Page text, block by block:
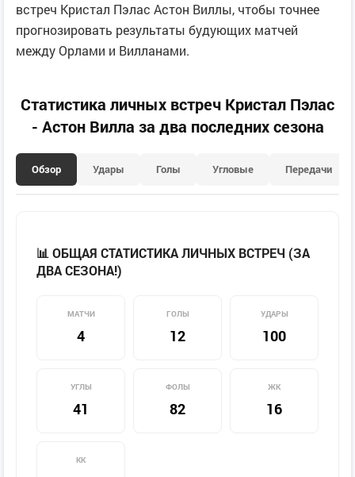
встреч Кристал Пэлас Астон Виллы, чтобы точнее
прогнозировать результаты будующих матчей
между Орлами и Вилланами.
Статистика личных встреч Кристал Пэлас
- Астон Вилла за два последних сезона
Обзор Удары Голы Угловые Передачи
📊 ОБЩАЯ СТАТИСТИКА ЛИЧНЫХ ВСТРЕЧ (ЗА
ДВА СЕЗОНА!)
МАТЧИ
4
ГОЛЫ
12
УДАРЫ
100
УГЛЫ
41
ФОЛЫ
82
ЖК
16
КК